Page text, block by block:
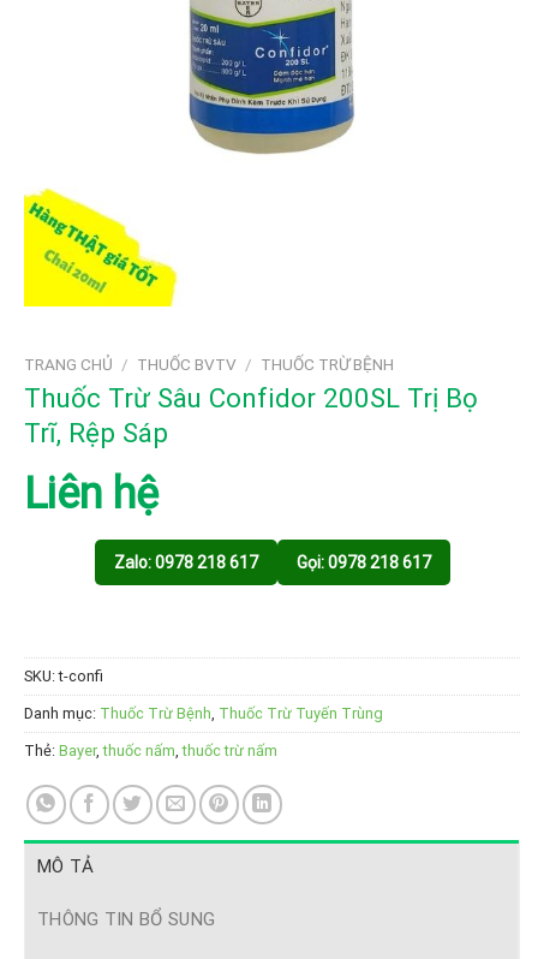
TRANG CHỦ / THUỐC BVTV / THUỐC TRỪ BỆNH
Thuốc Trừ Sâu Confidor 200SL Trị Bọ
Trĩ, Rệp Sáp
Liên hệ
Zalo: 0978 218 617 Gọi: 0978 218 617
SKU:t-confi
Danh mục: Thuốc Trừ Bệnh, Thuốc Trừ Tuyến Trùng
Thẻ: Bayer,thuốc nấm,thuốc trừ nấm
MÔ TẢ
THÔNG TIN BỔ SUNG